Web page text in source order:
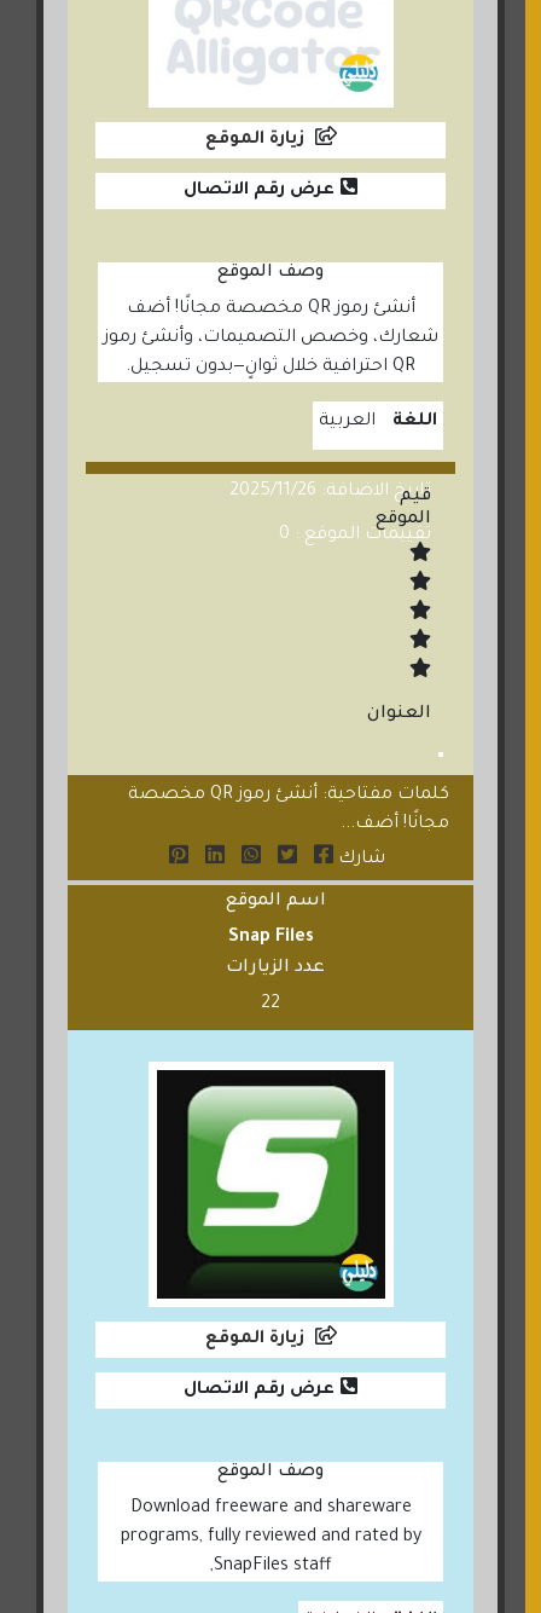
زيارة الموقع
عرض رقم الاتصال
وصف الموقع
أنشئ رموز QR مخصصة مجانًا! أضف
شعارك، وخصص التصميمات، وأنشئ رموز
QR احترافية خلال ثوانٍ—بدون تسجيل.
اللغة العربية
تاريخ الاضافة: 2025/11/26
تقييمات الموقع : 0
قيم
الموقع
العنوان
كلمات مفتاحية: أنشئ رموز QR مخصصة
مجانًا! أضف...
شارك
اسم الموقع
Snap Files
عدد الزيارات
22
زيارة الموقع
عرض رقم الاتصال
وصف الموقع
Download freeware and shareware
programs, fully reviewed and rated by
SnapFiles staff,